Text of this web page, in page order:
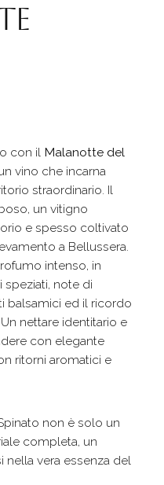
con il Malanotte del
vino che incarna
straordinario. Il
un vitigno
e spesso coltivato
a Bellussera.
intenso, in
note di
balsamici ed il ricordo
nettare identitario e
con elegante
ritorni aromatici e
non è solo un
completa, un
vera essenza del